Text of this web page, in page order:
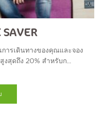
ารเดินทางของคุณและจอง
สุดถึง 20% สำหรับก...